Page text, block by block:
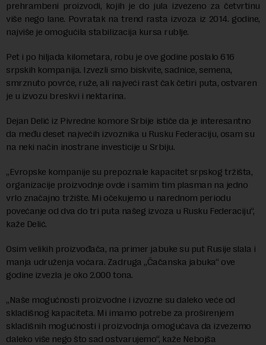
prehrambeni proizvodi, kojih je do jula izvezeno za četvrtinu
više nego lane. Povratak na trend rasta izvoza iz 2014. godine,
najviše je omogućila stabilizacija kursa rublje.
Pet i po hiljada kilometara, robu je ove godine poslalo 616
srpskih kompanija. Izvezli smo biskvite, sadnice, semena,
smrznuto povrće, ruže, ali najveći rast čak četiri puta, ostvaren
je u izvozu breskvi i nektarina.
Dejan Delić iz Pivredne komore Srbije ističe da je interesantno
da među deset najvećih izvoznika u Rusku Federaciju, osam su
na neki način inostrane investicije u Srbiju.
„Evropske kompanije su prepoznale kapacitet srpskog tržišta,
organizacije proizvodnje ovde i samim tim plasman na jedno
vrlo značajno tržište. Mi očekujemo u narednom periodu
povećanje od dva do tri puta našeg izvoza u Rusku Federaciju“,
kaže Delić.
Osim velikih proizvođača, na primer jabuke su put Rusije slala i
manja udruženja voćara. Zadruga „Čačanska jabuka“ ove
godine izvezla je oko 2.000 tona.
„Naše mogućnosti proizvodne i izvozne su daleko veće od
skladišnog kapaciteta. Mi imamo potrebe za proširenjem
skladišnih mogućnosti i proizvodnja omogućava da izvezemo
daleko više nego što sad ostvarujemo“, kaže Nebojša